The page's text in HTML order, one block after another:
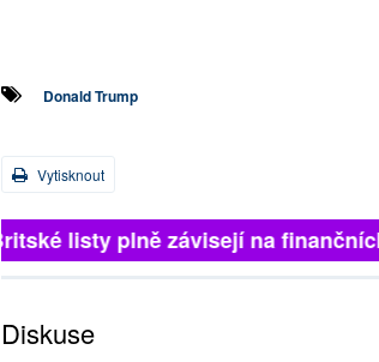
Donald Trump
Vytisknout
Britské listy plně závisejí na
Diskuse